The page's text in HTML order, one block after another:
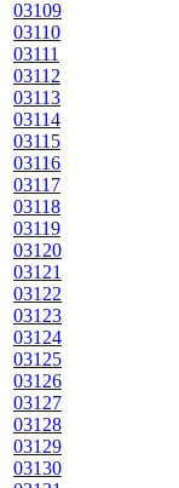
03109
03110
03111
03112
03113
03114
03115
03116
03117
03118
03119
03120
03121
03122
03123
03124
03125
03126
03127
03128
03129
03130